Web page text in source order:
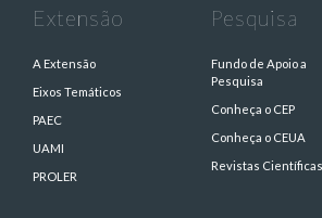
Extensão
A Extensão
Eixos Temáticos
PAEC
UAMI
PROLER
Pesquisa
Fundo de Apoio a
Pesquisa
Conheça o CEP
Conheça o CEUA
Revistas